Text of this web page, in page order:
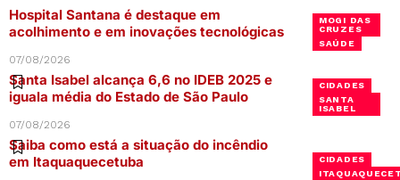
MOGI DAS
CRUZES
SAÚDE
Hospital Santana é destaque em
acolhimento e em inovações tecnológicas
07/08/2026
CIDADES
SANTA
ISABEL
Santa Isabel alcança 6,6 no IDEB 2025 e
iguala média do Estado de São Paulo
07/08/2026
CIDADES
Saiba como está a situação do incêndio
em Itaquaquecetuba